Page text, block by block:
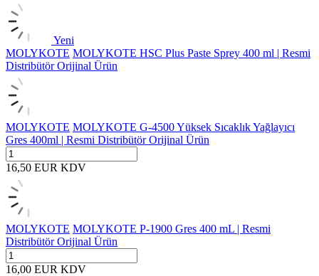
Yeni
MOLYKOTE MOLYKOTE HSC Plus Paste Sprey 400 ml | Resmi
Distribütör Orijinal Ürün
MOLYKOTE MOLYKOTE G-4500 Yüksek Sıcaklık Yağlayıcı
Gres 400ml | Resmi Distribütör Orijinal Ürün
16,50 EUR KDV
MOLYKOTE MOLYKOTE P-1900 Gres 400 mL | Resmi
Distribütör Orijinal Ürün
16,00 EUR KDV